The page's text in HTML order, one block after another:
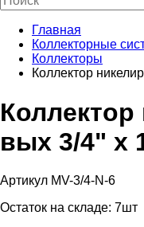
Главная
Коллекторные
Коллекторы
Коллектор
Коллектор
вых 3/4" х
Артикул MV-3/4-N-6
Остаток на складе: 7шт